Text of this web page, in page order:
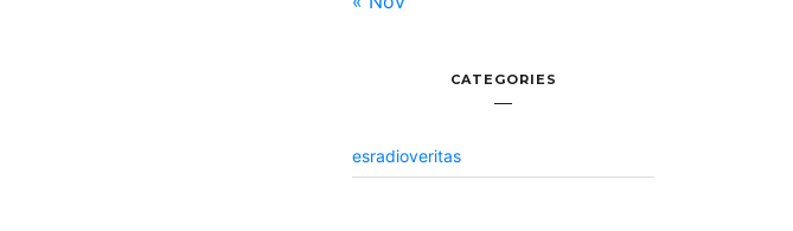
CATEGORIES
esradioveritas